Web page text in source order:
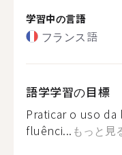
学習中の言語
フランス語
語学学習の目標
Praticar o uso
fluênci... もっと見